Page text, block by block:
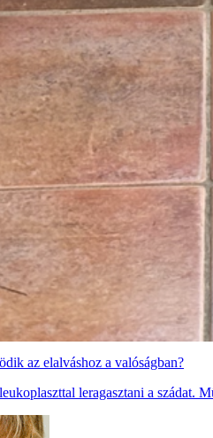
az elalváshoz a valóságban?
leragasztani a szádat.